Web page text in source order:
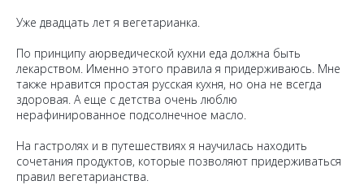
Уже двадцать лет я вегетарианка.
По принципу аюрведической кухни еда должна быть
лекарством. Именно этого правила я придерживаюсь. Мне
также нравится простая русская кухня, но она не всегда
здоровая. А еще с детства очень люблю
нерафинированное подсолнечное масло.
На гастролях и в путешествиях я научилась находить
сочетания продуктов, которые позволяют придерживаться
правил вегетарианства.